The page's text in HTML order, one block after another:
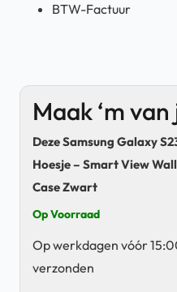
BTW-Factuur
Maak ‘m van
Deze Samsung Galaxy
Hoesje – Smart View
Case Zwart
Op Voorraad
Op werkdagen vóór
verzonden